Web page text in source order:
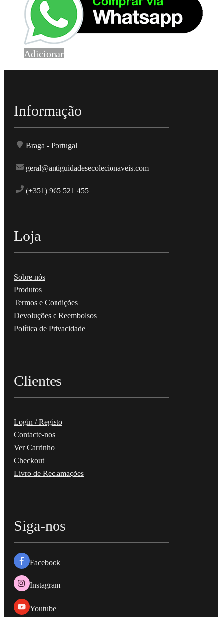
Adicionar
Informação
Braga - Portugal
geral@antiguidadesecolecionaveis.com
(+351) 965 521 455
Loja
Sobre nós
Produtos
Termos e Condições
Devoluções e Reembolsos
Política de Privacidade
Clientes
Login / Registo
Contacte-nos
Ver Carrinho
Checkout
Livro de Reclamações
Siga-nos
Facebook
Instagram
Youtube